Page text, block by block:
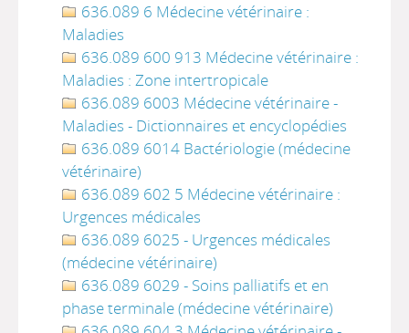
636.089 6 Médecine vétérinaire :
Maladies
636.089 600 913 Médecine vétérinaire :
Maladies : Zone intertropicale
636.089 6003 Médecine vétérinaire -
Maladies - Dictionnaires et encyclopédies
636.089 6014 Bactériologie (médecine
vétérinaire)
636.089 602 5 Médecine vétérinaire :
Urgences médicales
636.089 6025 - Urgences médicales
(médecine vétérinaire)
636.089 6029 - Soins palliatifs et en
phase terminale (médecine vétérinaire)